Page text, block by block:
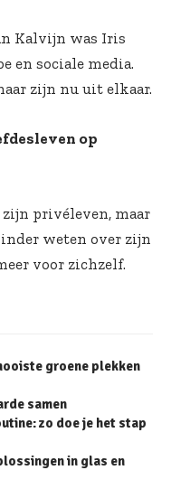
Kalvijn was Iris
en sociale media.
zijn nu uit elkaar.
op
privéleven, maar
weten over zijn
voor zichzelf.
groene plekken
samen
zo doe je het stap
in glas en